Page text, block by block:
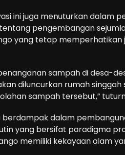
ini juga menuturkan dalam
pengembangan
yang tetap memperhatikan
sampah di desa-
diluncurkan rumah singgah
sampah tersebut,”
dalam
yang bersifat paradigma
memiliki kekayaan alam